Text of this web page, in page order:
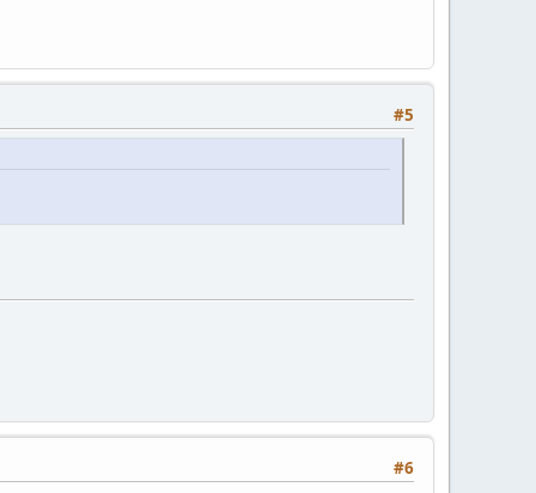
#5
#6